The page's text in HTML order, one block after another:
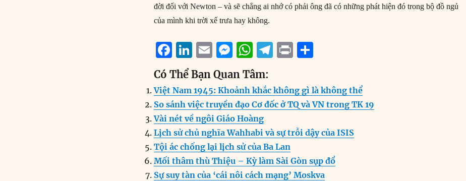
đời đối với Newton – và sẽ chẳng ai nhớ có phải ông đã có những phát hiện đó trong bộ đồ ngủ
của mình khi trời xế trưa hay không.
F
a
c
e
b
o
o
k
Li
n
k
e
d
I
n
E
m
ai
l
M
ss
e
n
g
er
W
h
at
s
A
p
p
T
e
g
r
a
m
P
t
a
re
Có Thể Bạn Quan Tâm:
Việt Nam 1945: Khoảnh khắc không gì là không thể
So sánh việc truyền đạo Cơ đốc ở TQ và VN trong TK 19
Vài nét về ngôi Giáo Hoàng
Lịch sử chủ nghĩa Wahhabi và sự trỗi dậy của ISIS
Tội ác chống lại lịch sử của Ba Lan
Mối thâm thù Thiệu – Kỳ làm Sài Gòn sụp đổ
Sự suy tàn của ‘cái nôi cách mạng’ Moskva